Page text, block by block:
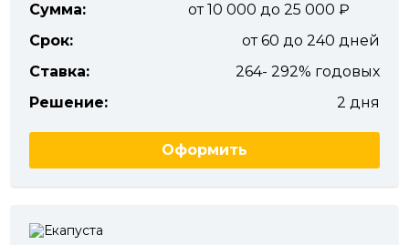
Сумма:
от 10 000 до 25 000
Срок:
от 60 до 240 дней
Ставка:
264- 292% годовых
Решение:
2 дня
Оформить